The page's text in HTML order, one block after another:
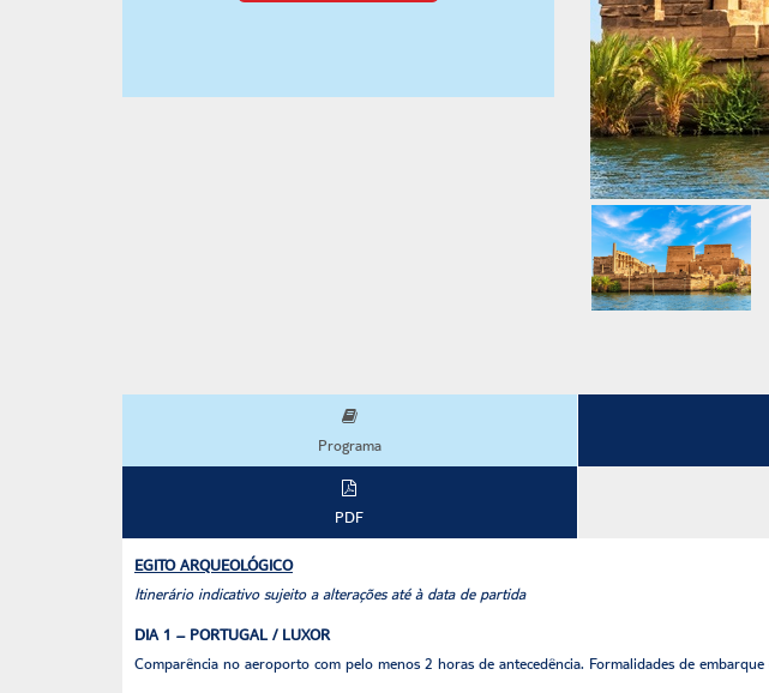
Programa
PDF
EGITO ARQUEOLÓGICO
Itinerário indicativo sujeito a alterações até à data de partida
DIA 1 – PORTUGAL / LUXOR
Comparência no aeroporto com pelo menos 2 horas de antecedência. Formalidades de